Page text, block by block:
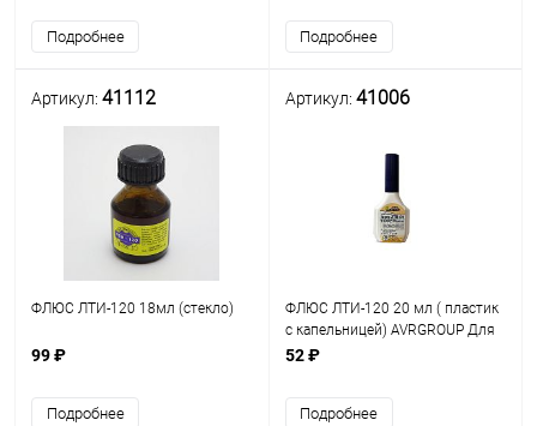
легкоплавкими припоями при t
160-350°C
Подробнее
печатных плат, углеродистых
сталей и цинка легкоплавкими
Подробнее
Артикул: 41112
ФЛЮС ЛТИ-120 18мл (стекло)
99 ₽
Подробнее
Артикул: 41006
ФЛЮС ЛТИ-120 20 мл ( пластик
с капельницей) AVRGROUP Для
пайки и лужения стали/меди/
серебра Раб.t= 160 - 350ºC.
Рязань
52 ₽
Подробнее